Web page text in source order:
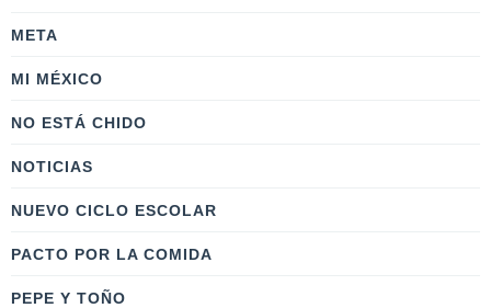
META
MI MÉXICO
NO ESTÁ CHIDO
NOTICIAS
NUEVO CICLO ESCOLAR
PACTO POR LA COMIDA
PEPE Y TOÑO